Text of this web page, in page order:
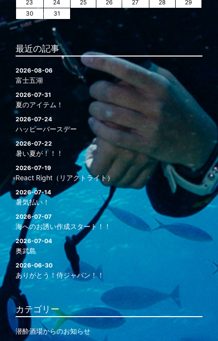
23 24 25 26 27 28
29
30
31
最近の記事
2026-08-06
富士五湖
2026-07-31
夏のアイテム！
2026-07-24
ハッピーバースデー
2026-07-22
暑い夏が！！！
2026-07-19
React Right（リアクトライト）
2026-07-14
暑気払い！
2026-07-07
海へのお誘い作成スタート！！
2026-07-04
奥武島
2026-06-30
ありがとう！侍ジャパン！！
カテゴリー
潜酔酒場からのお知らせ